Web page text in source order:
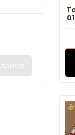
Aplicar